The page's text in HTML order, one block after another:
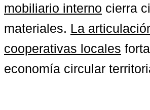
mobiliario interno cierra
materiales. La
cooperativas locales
economía circular